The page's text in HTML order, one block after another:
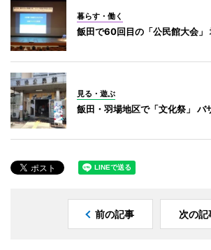
暮らす・働く
飯田で60回目の「公民館大会」
見る・遊ぶ
飯田・羽場地区で「文化祭」 バ
前の記事 次の記